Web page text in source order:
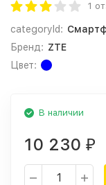
1
categoryId:
Бренд: ZTE
Цвет:
В наличии
10 230 ₽